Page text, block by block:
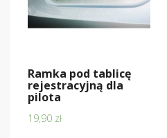
Ramka pod tablicę
rejestracyjną dla
pilota
19,90 zł